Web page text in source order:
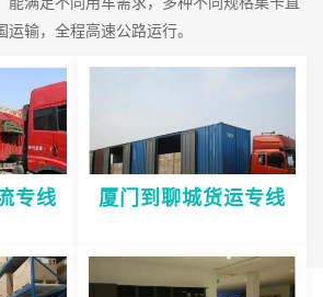
运输，全程高速公路运行。
专线 厦门到聊城货运专线